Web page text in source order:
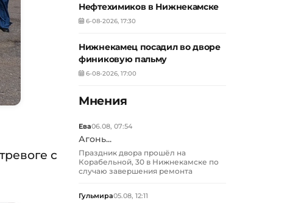
с
Нефтехимиков в Нижнекамске
6-08-2026, 17:30
Нижнекамец посадил во дворе
финиковую пальму
6-08-2026, 17:00
Мнения
Ева06.08, 07:54
Агонь...
Праздник двора прошёл на
Корабельной, 30 в Нижнекамске по
случаю завершения ремонта
Гульмира05.08, 12:11